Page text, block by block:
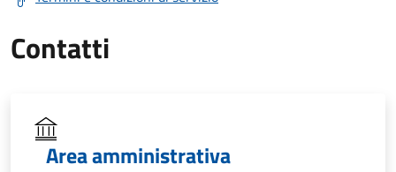
Contatti
Area amministrativa